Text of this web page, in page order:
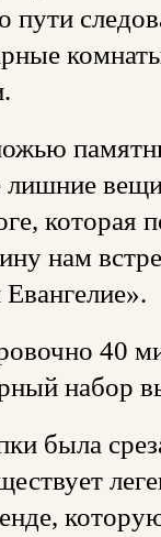
пути
которая
нам
40
набор
была